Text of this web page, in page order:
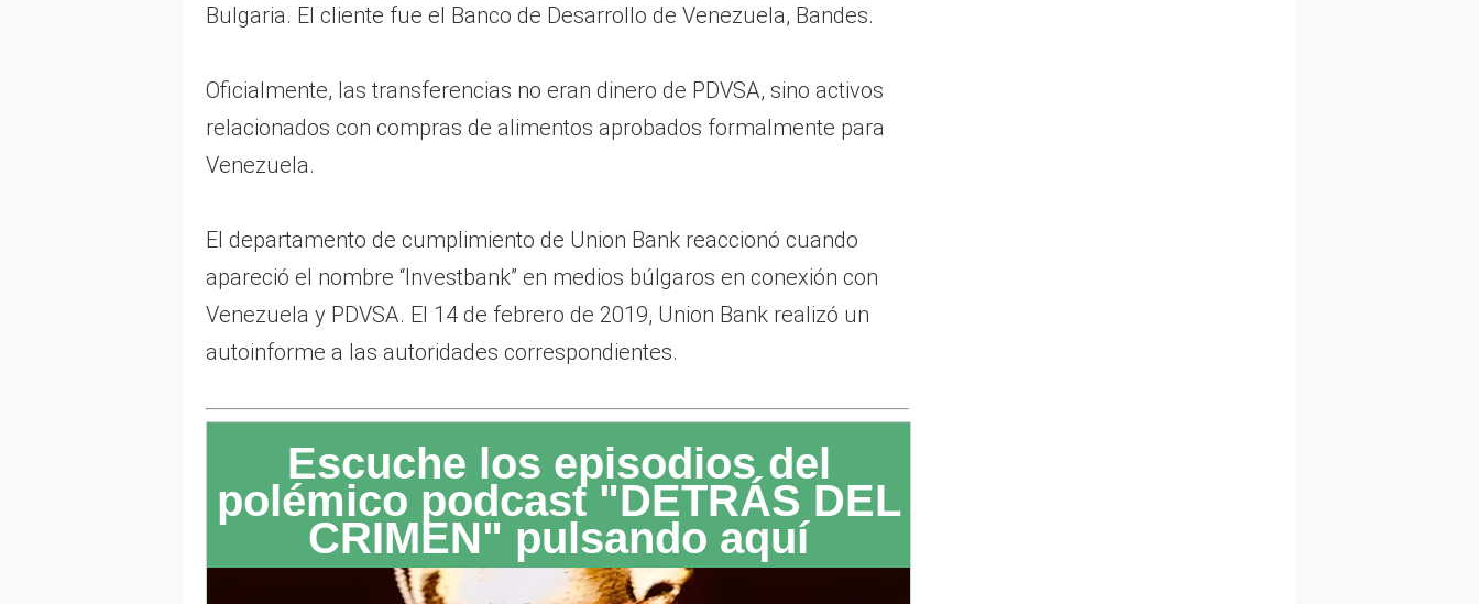
Bulgaria. El cliente fue el Banco de Desarrollo de Venezuela, Bandes.
Oficialmente, las transferencias no eran dinero de PDVSA, sino activos
relacionados con compras de alimentos aprobados formalmente para
Venezuela.
El departamento de cumplimiento de Union Bank reaccionó cuando
apareció el nombre “Investbank” en medios búlgaros en conexión con
Venezuela y PDVSA. El 14 de febrero de 2019, Union Bank realizó un
autoinforme a las autoridades correspondientes.
Escuche los episodios del
polémico podcast "DETRÁS DEL
CRIMEN" pulsando aquí